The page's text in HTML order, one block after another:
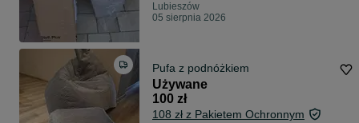
Lubieszów
05 sierpnia 2026
Pufa z podnóżkiem
Używane
100 zł
108 zł z Pakietem Ochronnym